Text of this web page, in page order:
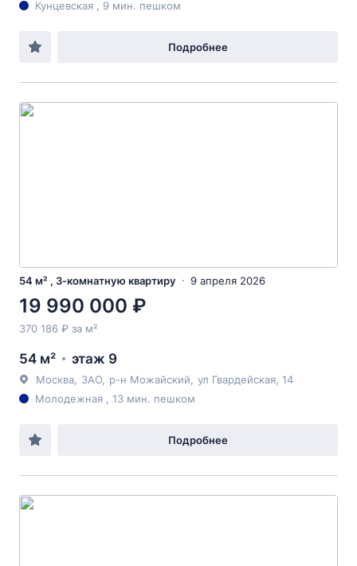
Кунцевская , 9 мин. пешком
Подробнее
54 м² , 3-комнатную квартиру 9 апреля 2026
19 990 000 ₽
370 186 ₽ за м²
54 м² этаж 9
Москва ЗАО р-н Можайский ул Гвардейская , 14
Молодежная , 13 мин. пешком
Подробнее